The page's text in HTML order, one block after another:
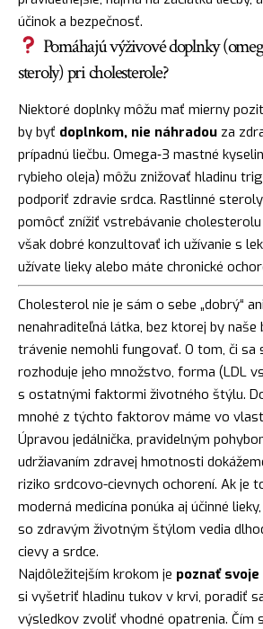
účinok a bezpečnosť.
Pomáhajú výživové doplnky
steroly) pri cholesterole?
Niektoré doplnky môžu mať mierny
by byť doplnkom, nie náhradou za
prípadnú liečbu. Omega‑3 mastné
rybieho oleja) môžu znižovať hladinu
podporiť zdravie srdca. Rastlinné
pomôcť znížiť vstrebávanie cholesterolu
však dobré konzultovať ich užívanie s
užívate lieky alebo máte chronické
Cholesterol nie je sám o sebe „dobrý“
nenahraditeľná látka, bez ktorej by naše
trávenie nemohli fungovať. O tom, či sa
rozhoduje jeho množstvo, forma (LDL
s ostatnými faktormi životného štýlu.
mnohé z týchto faktorov máme vo
Úpravou jedálnička, pravidelným
udržiavaním zdravej hmotnosti
riziko srdcovo-cievnych ochorení. Ak je
moderná medicína ponúka aj účinné
so zdravým životným štýlom vedia
cievy a srdce.
Najdôležitejším krokom je poznať
si vyšetriť hladinu tukov v krvi, poradiť
výsledkov zvoliť vhodné opatrenia. Čím